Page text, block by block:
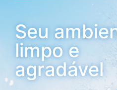
Seu
limpo e
agradável